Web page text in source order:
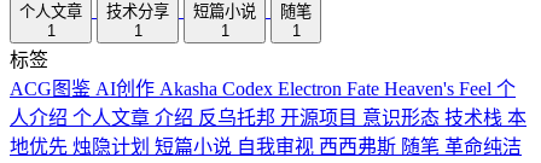
个人文章
1
技术分享
1
短篇小说
1
随笔
1
标签
ACG图鉴 AI创作 Akasha Codex Electron Fate Heaven's Feel 个
人介绍 个人文章 介绍 反乌托邦 开源项目 意识形态 技术栈 本
地优先 烛隐计划 短篇小说 自我审视 西西弗斯 随笔 革命纯洁